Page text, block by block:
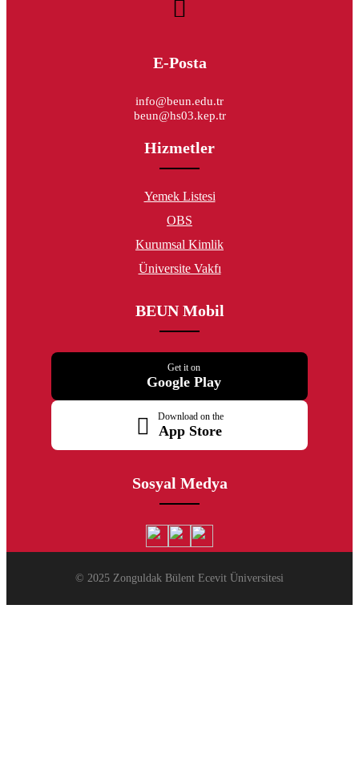
E-Posta
info@beun.edu.tr
beun@hs03.kep.tr
Hizmetler
Yemek Listesi
OBS
Kurumsal Kimlik
Üniversite Vakfı
BEUN Mobil
Get it on
Google Play
Download on the
App Store
Sosyal Medya
© 2025 Zonguldak Bülent Ecevit Üniversitesi